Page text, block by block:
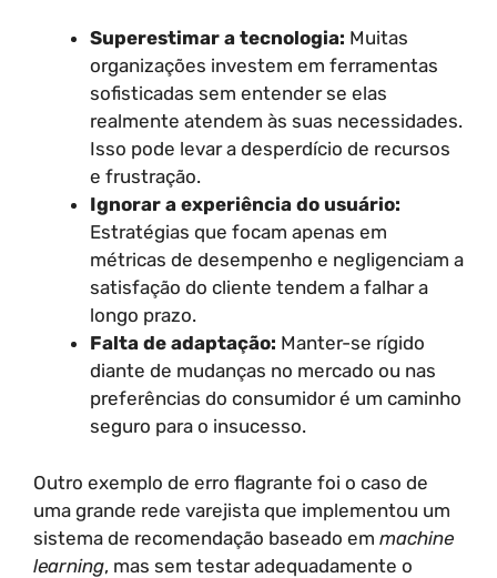
Superestimar a tecnologia: Muitas
organizações investem em ferramentas
sofisticadas sem entender se elas
realmente atendem às suas necessidades.
Isso pode levar a desperdício de recursos
e frustração.
Ignorar a experiência do usuário:
Estratégias que focam apenas em
métricas de desempenho e negligenciam a
satisfação do cliente tendem a falhar a
longo prazo.
Falta de adaptação: Manter-se rígido
diante de mudanças no mercado ou nas
preferências do consumidor é um caminho
seguro para o insucesso.
Outro exemplo de erro flagrante foi o caso de
uma grande rede varejista que implementou um
sistema de recomendação baseado em machine
learning, mas sem testar adequadamente o